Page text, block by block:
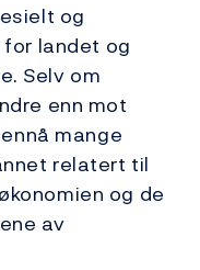
og
landet og
Selv om
enn mot
mange
relatert til
og de
av